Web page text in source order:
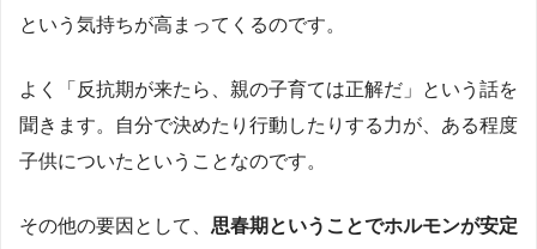
という気持ちが高まってくるのです。
よく「反抗期が来たら、親の子育ては正解だ」という話を
聞きます。自分で決めたり行動したりする力が、ある程度
子供についたということなのです。
その他の要因として、 思春期ということでホルモンが安定